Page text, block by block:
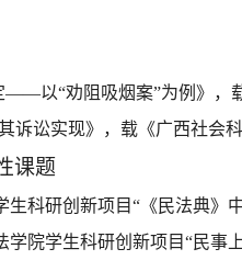
——以“劝阻吸烟案”为例》，
诉讼实现》，载《广西社会
课题
生科研创新项目“《民法典》
学院学生科研创新项目“民事